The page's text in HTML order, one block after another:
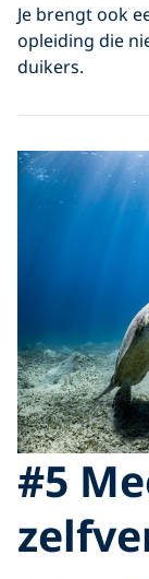
Je brengt ook
opleiding die
duikers.
#5